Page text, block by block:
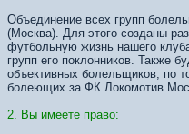
Объединение всех групп
(Москва). Для этого созданы
футбольную жизнь нашего
групп его поклонников. Также
объективных болельщиков, по
болеющих за ФК Локомотив
2. Вы имеете право: